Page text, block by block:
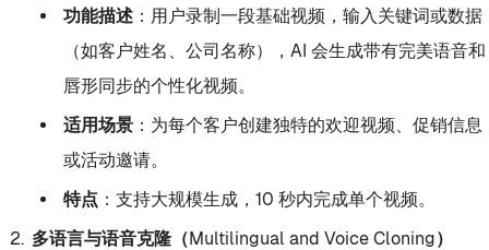
功能描述：用户录制一段基础视频，输入关键词或数据
（如客户姓名、公司名称），AI 会生成带有完美语音和
唇形同步的个性化视频。
适用场景：为每个客户创建独特的欢迎视频、促销信息
或活动邀请。
特点 ：支持大规模生成，10 秒内完成单个视频。
多语言与语音克隆（Multilingual and Voice Cloning）